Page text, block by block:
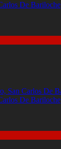
De Bariloche
De Bariloche